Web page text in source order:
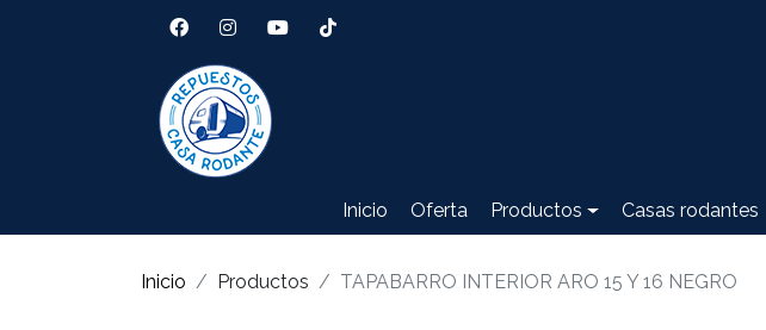
Inicio Oferta Productos Casas rodantes
Inicio Productos TAPABARRO INTERIOR ARO 15 Y 16 NEGRO